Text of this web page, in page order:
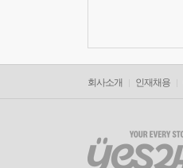
회사소개 인재채용